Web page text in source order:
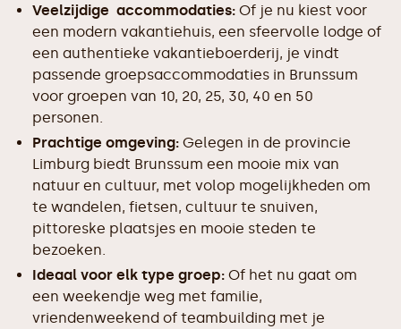
Veelzijdige accommodaties: Of je nu kiest voor
een modern vakantiehuis, een sfeervolle lodge of
een authentieke vakantieboerderij, je vindt
passende groepsaccommodaties in Brunssum
voor groepen van 10, 20, 25, 30, 40 en 50
personen.
Prachtige omgeving: Gelegen in de provincie
Limburg biedt Brunssum een mooie mix van
natuur en cultuur, met volop mogelijkheden om
te wandelen, fietsen, cultuur te snuiven,
pittoreske plaatsjes en mooie steden te
bezoeken.
Ideaal voor elk type groep: Of het nu gaat om
een weekendje weg met familie,
vriendenweekend of teambuilding met je